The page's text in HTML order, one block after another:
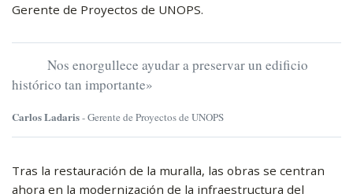
Gerente de Proyectos de UNOPS.
Nos enorgullece ayudar a preservar un edificio
histórico tan importante»
Carlos Ladaris- Gerente de Proyectos de UNOPS
Tras la restauración de la muralla, las obras se centran
ahora en la modernización de la infraestructura del